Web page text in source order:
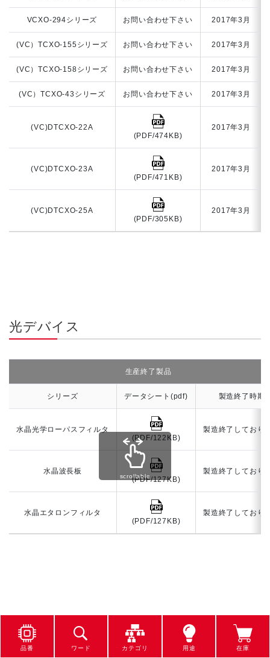
VCXO-294シリーズ お問い合わせ下さい 2017年3月
(VC）TCXO-155シリーズ お問い合わせ下さい 2017年3月
(VC）TCXO-158シリーズ お問い合わせ下さい 2017年3月
(VC）TCXO-43シリーズ お問い合わせ下さい 2017年3月
(VC)DTCXO-22A
(PDF/474KB)
2017年3月
(VC)DTCXO-23A
(PDF/471KB)
2017年3月
(VC)DTCXO-25A
(PDF/305KB)
2017年3月
光デバイス
生産終了製品
シリーズ データシート(pdf) 製造終了時期
水晶光学ローパスフィルタ
(PDF/122KB)
製造終了しており
水晶波長板
(PDF/127KB)
製造終了しており
水晶エタロンフィルタ
(PDF/127KB)
製造終了しており
scrollable
品番 ワード カテゴリ 用途 在庫